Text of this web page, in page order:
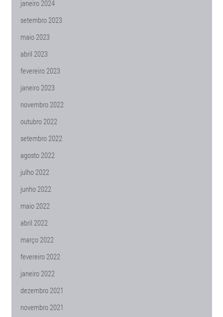
janeiro 2024
setembro 2023
maio 2023
abril 2023
fevereiro 2023
janeiro 2023
novembro 2022
outubro 2022
setembro 2022
agosto 2022
julho 2022
junho 2022
maio 2022
abril 2022
março 2022
fevereiro 2022
janeiro 2022
dezembro 2021
novembro 2021